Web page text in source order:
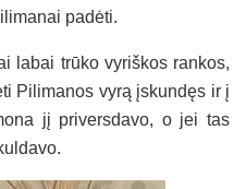
padėti.
labai trūko vyriškos rankos,
Pilimanos vyrą įskundęs ir į
jį priversdavo, o jei tas